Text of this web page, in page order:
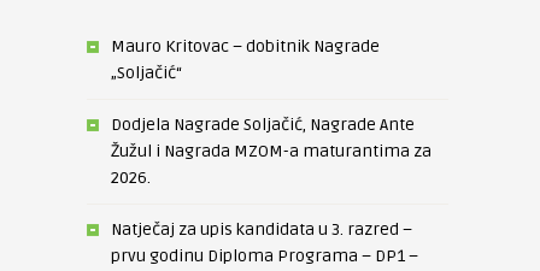
Mauro Kritovac – dobitnik Nagrade
„Soljačić“
Dodjela Nagrade Soljačić, Nagrade Ante
Žužul i Nagrada MZOM-a maturantima za
2026.
Natječaj za upis kandidata u 3. razred –
prvu godinu Diploma Programa – DP1 –